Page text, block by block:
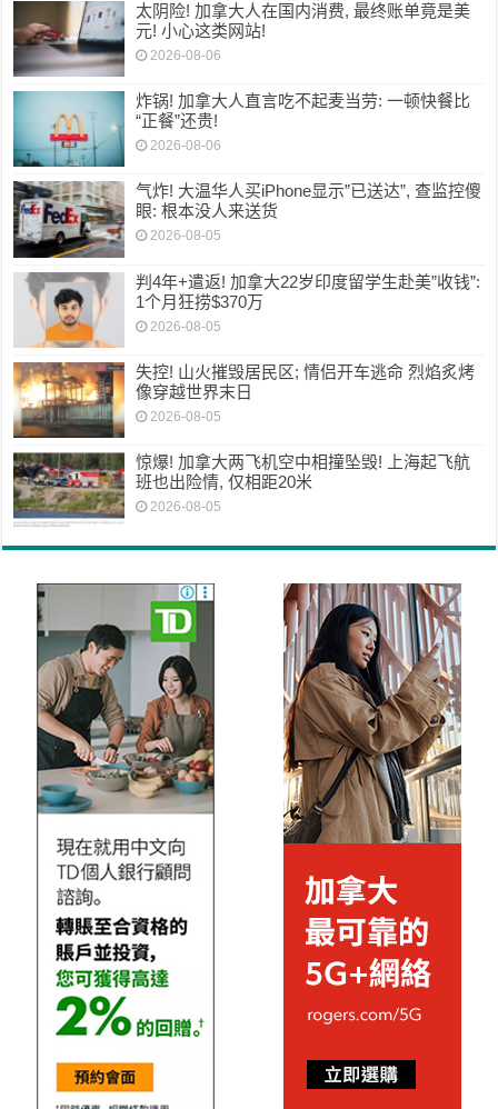
太阴险! 加拿大人在国内消费, 最终账单竟是美
元! 小心这类网站!
2026-08-06
炸锅! 加拿大人直言吃不起麦当劳: 一顿快餐比
“正餐”还贵!
2026-08-06
气炸! 大温华人买iPhone显示”已送达”, 查监控傻
眼: 根本没人来送货
2026-08-05
判4年+遣返! 加拿大22岁印度留学生赴美”收钱”:
1个月狂捞$370万
2026-08-05
失控! 山火摧毁居民区; 情侣开车逃命 烈焰炙烤
像穿越世界末日
2026-08-05
惊爆! 加拿大两飞机空中相撞坠毁! 上海起飞航
班也出险情, 仅相距20米
2026-08-05